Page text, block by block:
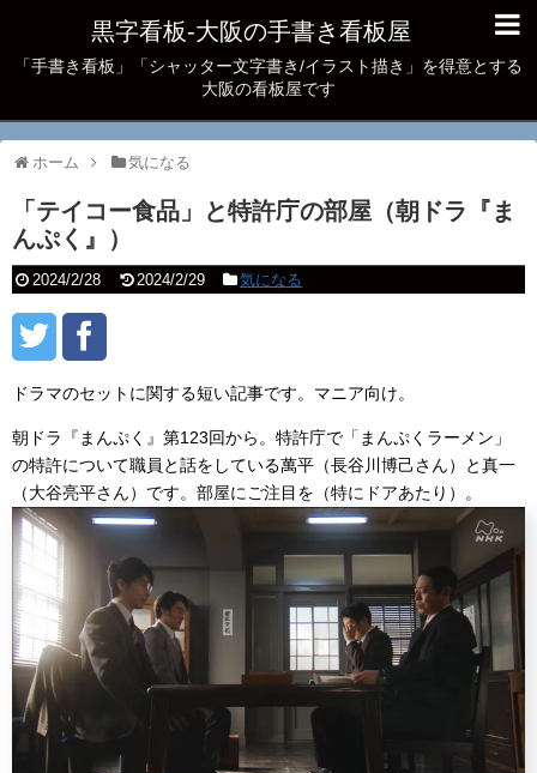
黒字看板‐大阪の手書き看板屋
「手書き看板」「シャッター文字書き/イラスト描き」を得意とする
大阪の看板屋です
ホーム 気になる
「テイコー食品」と特許庁の部屋（朝ドラ『ま
んぷく』）
2024/2/28 2024/2/29 気になる
ドラマのセットに関する短い記事です。マニア向け。
朝ドラ『まんぷく』第123回から。特許庁で「まんぷくラーメン」
の特許について職員と話をしている萬平（長谷川博己さん）と真一
（大谷亮平さん）です。部屋にご注目を（特にドアあたり）。